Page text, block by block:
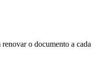
o documento a cada